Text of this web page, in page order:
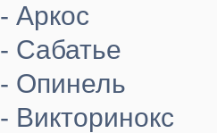
- Аркос
- Сабатье
- Опинель
- Викторинокс